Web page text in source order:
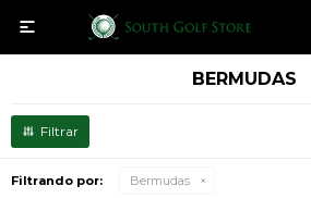

BERMUDAS
Filtrando por: Bermudas